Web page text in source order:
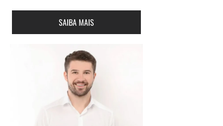
SAIBA MAIS